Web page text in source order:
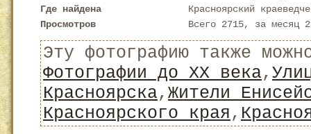
Где найдена
Красноярский
Просмотров
Всего 2715, за месяц
Эту фотографию также
Фотографии до XX века,
Красноярска, Жители
Красноярского края,